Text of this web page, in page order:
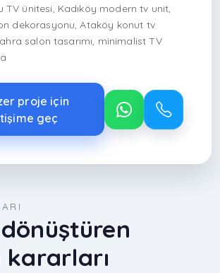
TV ünitesi, Kadıköy modern tv unit,
dekorasyonu, Ataköy konut tv
salon tasarımı, minimalist TV
proje için
geç
dönüştüren
kararları